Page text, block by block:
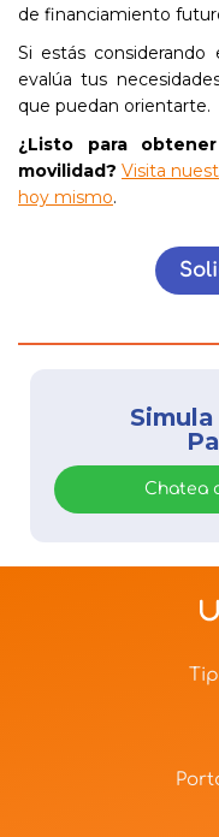
de financiamiento
Si estás considerando
evalúa tus
que puedan orientarte.
¿Listo para
movilidad? Visita
hoy mismo.
Chatea